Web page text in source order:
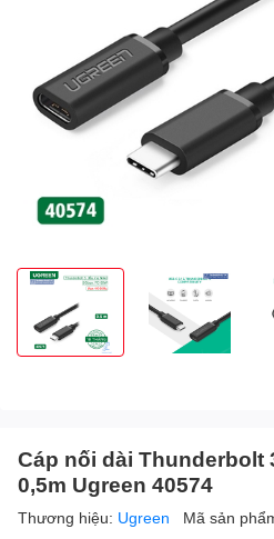
Cáp nối dài Thunderbolt
0,5m Ugreen 40574
Thương hiệu: Ugreen Mã sản